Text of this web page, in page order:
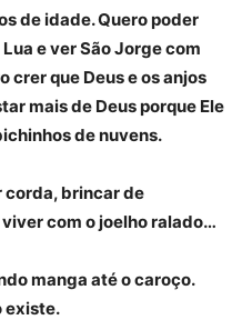
de idade. Quero poder
e ver São Jorge com
crer que Deus e os anjos
mais de Deus porque Ele
de nuvens.
corda, brincar de
com o joelho ralado…
manga até o caroço.
existe.